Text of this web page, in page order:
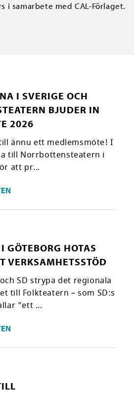
i samarbete med CAL-Förlaget.
I SVERIGE OCH
BJUDER IN
2026
ännu ett medlemsmöte! I
till Norrbottensteatern i
att pr...
GÖTEBORG HOTAS
VERKSAMHETSSTÖD
SD strypa det regionala
till Folkteatern – som SD:s
”ett ...